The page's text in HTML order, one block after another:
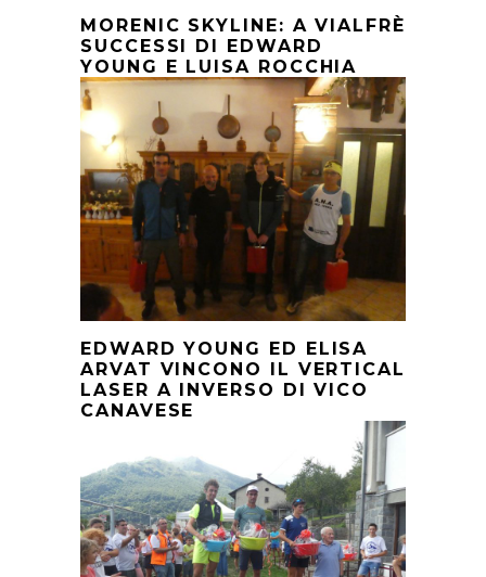
MORENIC SKYLINE: A VIALFRÈ
SUCCESSI DI EDWARD
YOUNG E LUISA ROCCHIA
EDWARD YOUNG ED ELISA
ARVAT VINCONO IL VERTICAL
LASER A INVERSO DI VICO
CANAVESE